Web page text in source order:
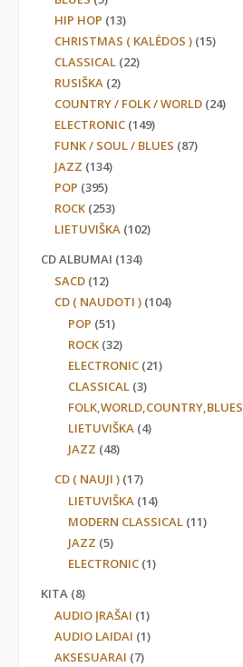
HIP HOP (13)
CHRISTMAS ( KALĖDOS ) (15)
CLASSICAL (22)
RUSIŠKA (2)
COUNTRY / FOLK / WORLD (24)
ELECTRONIC (149)
FUNK / SOUL / BLUES (87)
JAZZ (134)
POP (395)
ROCK (253)
LIETUVIŠKA (102)
CD ALBUMAI (134)
SACD (12)
CD ( NAUDOTI ) (104)
POP (51)
ROCK (32)
ELECTRONIC (21)
CLASSICAL (3)
FOLK,WORLD,COUNTRY,BLUES
LIETUVIŠKA (4)
JAZZ (48)
CD ( NAUJI ) (17)
LIETUVIŠKA (14)
MODERN CLASSICAL (11)
JAZZ (5)
ELECTRONIC (1)
KITA (8)
AUDIO ĮRAŠAI (1)
AUDIO LAIDAI (1)
AKSESUARAI (7)